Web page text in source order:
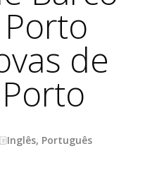
de
Inglês, Português